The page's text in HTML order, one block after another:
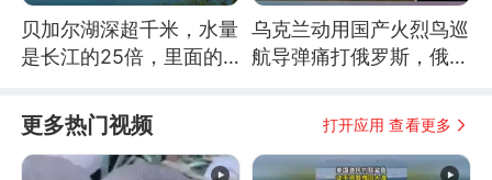
贝加尔湖深超千米，水量
是长江的25倍，里面的
乌克兰动用国产火烈鸟巡
航导弹痛打俄罗斯，俄军
更多热门视频 打开应用 查看更多